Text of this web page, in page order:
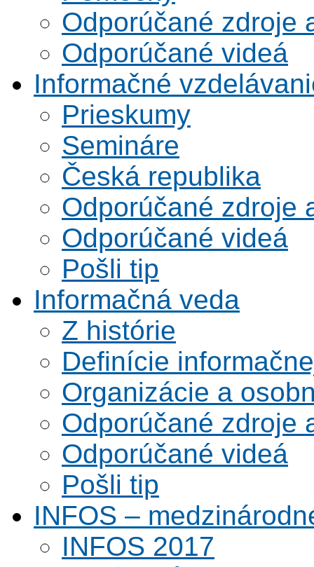
Odporúčané zdroje
Odporúčané videá
Informačné
Prieskumy
Semináre
Česká republika
Odporúčané zdroje
Odporúčané videá
Pošli tip
Informačná veda
Z histórie
Definície
Organizácie a
Odporúčané zdroje
Odporúčané videá
Pošli tip
INFOS –
INFOS 2017